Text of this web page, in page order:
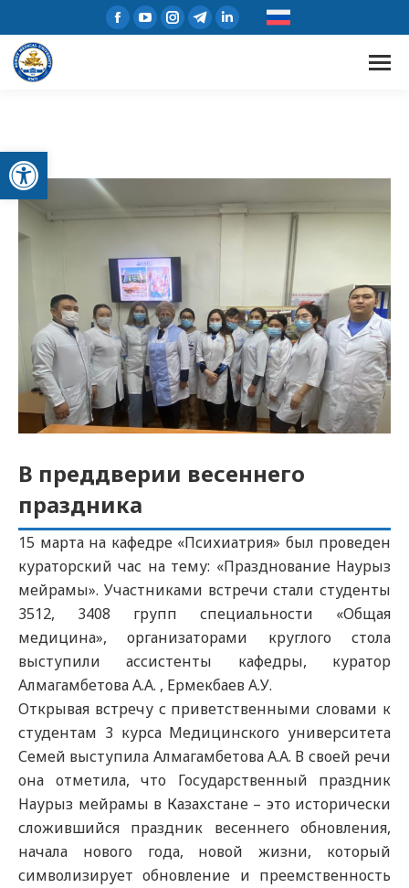
Открыть панель инструментов
В преддверии весеннего
праздника
15 марта на кафедре «Психиатрия» был проведен
кураторский час на тему: «Празднование Наурыз
мейрамы». Участниками встречи стали студенты
3512, 3408 групп специальности «Общая
медицина», организаторами круглого стола
выступили ассистенты кафедры, куратор
Алмагамбетова А.А. , Ермекбаев А.У.
Открывая встречу с приветственными словами к
студентам 3 курса Медицинского университета
Семей выступила Алмагамбетова А.А. В своей речи
она отметила, что Государственный праздник
Наурыз мейрамы в Казахстане – это исторически
сложившийся праздник весеннего обновления,
начала нового года, новой жизни, который
символизирует обновление и преемственность